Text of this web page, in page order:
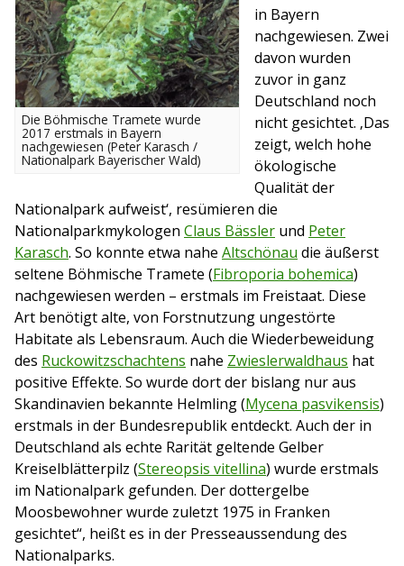
Die Böhmische Tramete wurde
2017 erstmals in Bayern
nachgewiesen (Peter Karasch /
Nationalpark Bayerischer Wald)
in Bayern
nachgewiesen. Zwei
davon wurden
zuvor in ganz
Deutschland noch
nicht gesichtet. ‚Das
zeigt, welch hohe
ökologische
Qualität der
Nationalpark aufweist‘, resümieren die
Nationalparkmykologen Claus Bässler und Peter
Karasch. So konnte etwa nahe Altschönau die äußerst
seltene Böhmische Tramete (Fibroporia bohemica)
nachgewiesen werden – erstmals im Freistaat. Diese
Art benötigt alte, von Forstnutzung ungestörte
Habitate als Lebensraum. Auch die Wiederbeweidung
des Ruckowitzschachtens nahe Zwieslerwaldhaus hat
positive Effekte. So wurde dort der bislang nur aus
Skandinavien bekannte Helmling (Mycena pasvikensis)
erstmals in der Bundesrepublik entdeckt. Auch der in
Deutschland als echte Rarität geltende Gelber
Kreiselblätterpilz (Stereopsis vitellina) wurde erstmals
im Nationalpark gefunden. Der dottergelbe
Moosbewohner wurde zuletzt 1975 in Franken
gesichtet“, heißt es in der Presseaussendung des
Nationalparks.